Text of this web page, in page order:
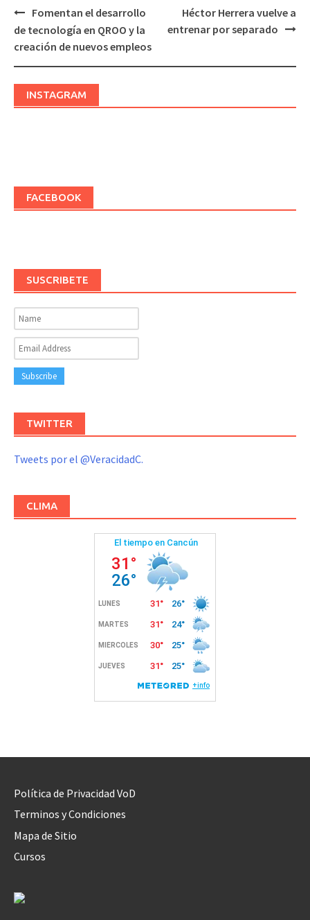
Post
navigation
Fomentan el desarrollo
de tecnología en QROO y la
creación de nuevos empleos
Héctor Herrera vuelve a
entrenar por separado
INSTAGRAM
FACEBOOK
SUSCRIBETE
TWITTER
Tweets por el @VeracidadC.
CLIMA
Política de Privacidad VoD
Terminos y Condiciones
Mapa de Sitio
Cursos